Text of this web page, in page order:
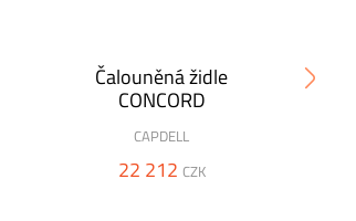
Čalouněná židle
CONCORD
CAPDELL
22 212 CZK